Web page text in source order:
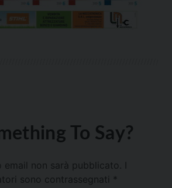
To Say?
email non sarà pubblicato.
sono contrassegnati *